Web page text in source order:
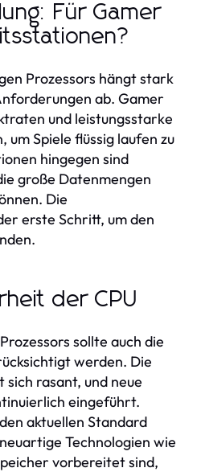
Für Gamer
Prozessors hängt stark
ab. Gamer
und leistungsstarke
um Spiele flüssig laufen zu
hingegen sind
große Datenmengen
Die
erste Schritt, um den
der CPU
sollte auch die
werden. Die
rasant, und neue
eingeführt.
aktuellen Standard
Technologien wie
vorbereitet sind,